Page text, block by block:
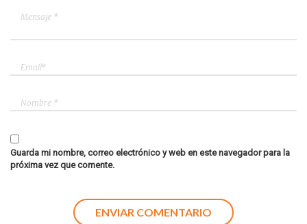
Guarda mi nombre, correo electrónico y web en este navegador para la
próxima vez que comente.